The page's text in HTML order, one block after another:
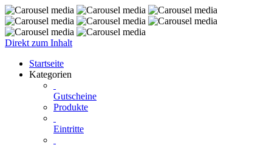
Direkt zum Inhalt
Startseite
Kategorien
Gutscheine
Produkte
Eintritte